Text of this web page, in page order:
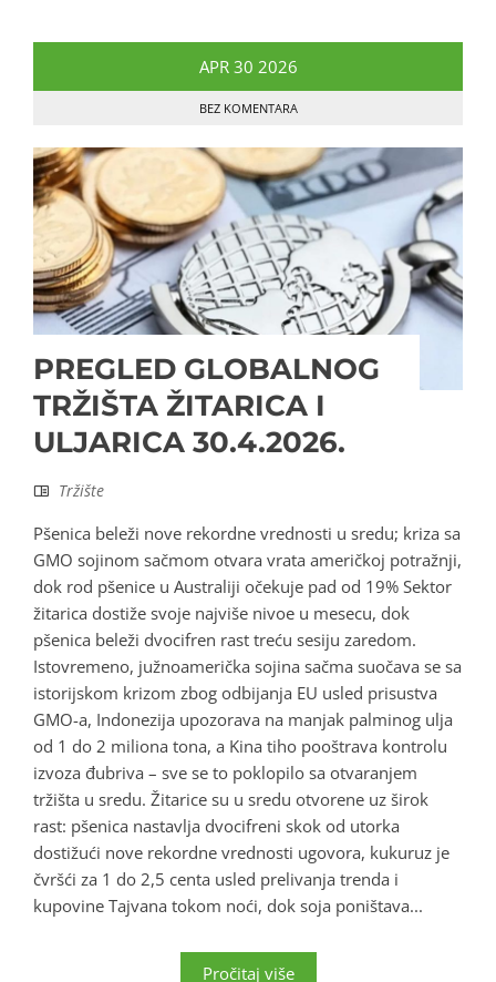
APR 30 2026
BEZ KOMENTARA
PREGLED GLOBALNOG
TRŽIŠTA ŽITARICA I
ULJARICA 30.4.2026.
Tržište
Pšenica beleži nove rekordne vrednosti u sredu; kriza sa
GMO sojinom sačmom otvara vrata američkoj potražnji,
dok rod pšenice u Australiji očekuje pad od 19% Sektor
žitarica dostiže svoje najviše nivoe u mesecu, dok
pšenica beleži dvocifren rast treću sesiju zaredom.
Istovremeno, južnoamerička sojina sačma suočava se sa
istorijskom krizom zbog odbijanja EU usled prisustva
GMO-a, Indonezija upozorava na manjak palminog ulja
od 1 do 2 miliona tona, a Kina tiho pooštrava kontrolu
izvoza đubriva – sve se to poklopilo sa otvaranjem
tržišta u sredu. Žitarice su u sredu otvorene uz širok
rast: pšenica nastavlja dvocifreni skok od utorka
dostižući nove rekordne vrednosti ugovora, kukuruz je
čvršći za 1 do 2,5 centa usled prelivanja trenda i
kupovine Tajvana tokom noći, dok soja poništava...
Pročitaj više